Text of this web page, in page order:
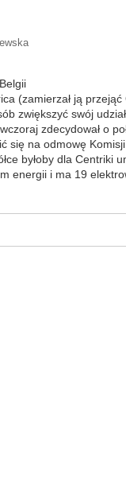
(zamierzał ją
zwiększyć swój
zdecydował o
się na odmowę
byłoby dla Centriki
energii i ma 19